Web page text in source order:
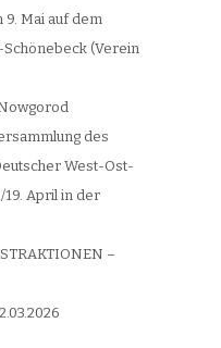
9. Mai auf dem
(Verein
des
West-Ost-
19. April in der
–